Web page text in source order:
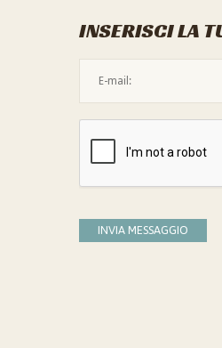
INSERISCI LA
INVIA MESSAGGIO